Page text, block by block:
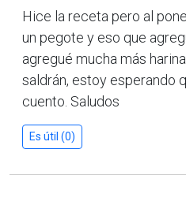
Hice la receta pero al
un pegote y eso que
agregué mucha más
saldrán, estoy esperando
cuento. Saludos
Es útil (0)